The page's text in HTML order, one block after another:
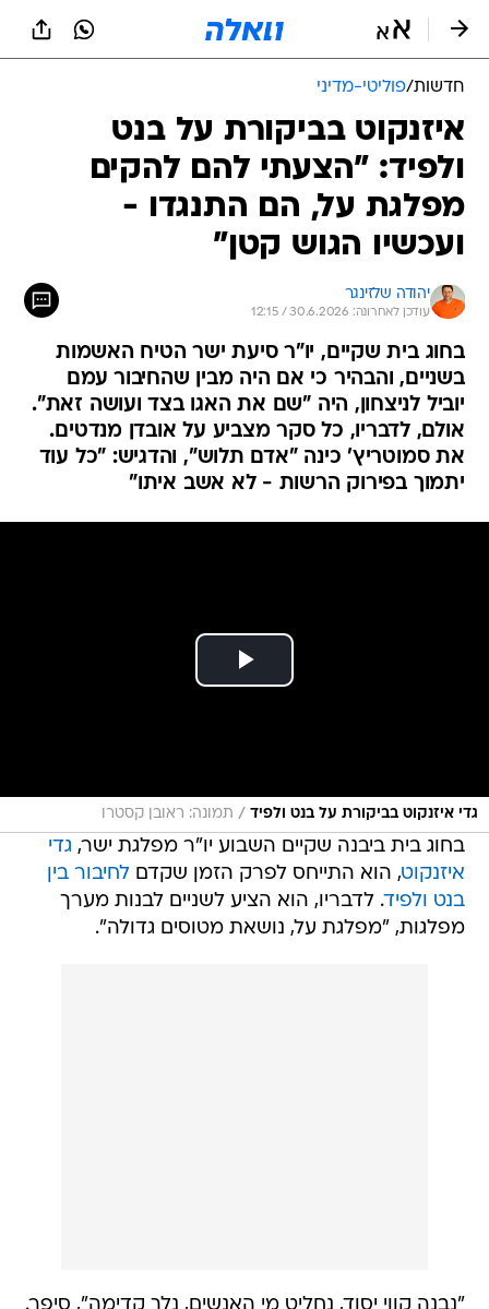
חדשות/פוליטי-מדיני
איזנקוט בביקורת על בנט
ולפיד: "הצעתי להם להקים
מפלגת על, הם התנגדו -
ועכשיו הגוש קטן"
יהודה שלזינגר
עודכן לאחרונה: 30.6.2026 / 12:15
בחוג בית שקיים, יו"ר סיעת ישר הטיח האשמות
בשניים, והבהיר כי אם היה מבין שהחיבור עמם
יוביל לניצחון, היה "שם את האגו בצד ועושה זאת".
אולם, לדבריו, כל סקר מצביע על אובדן מנדטים.
את סמוטריץ' כינה "אדם תלוש", והדגיש: "כל עוד
יתמוך בפירוק הרשות - לא אשב איתו"
גדי איזנקוט בביקורת על בנט ולפיד / תמונה: ראובן קסטרו
בחוג בית ביבנה שקיים השבוע יו"ר מפלגת ישר, גדי
איזנקוט, הוא התייחס לפרק הזמן שקדםלחיבור בין
בנט ולפיד. לדבריו, הוא הציע לשניים לבנות מערך
מפלגות, "מפלגת על, נושאת מטוסים גדולה".